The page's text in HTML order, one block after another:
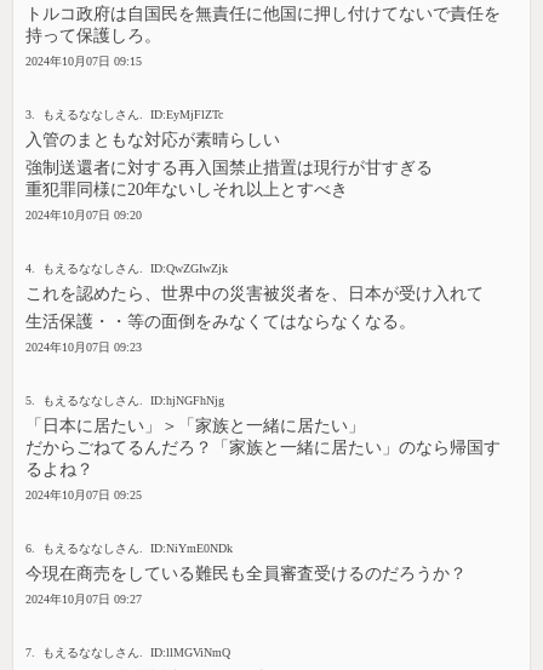
トルコ政府は自国民を無責任に他国に押し付けてないで責任を
持って保護しろ。
2024年10月07日 09:15
3. もえるななしさん. ID:EyMjFlZTc
入管のまともな対応が素晴らしい
強制送還者に対する再入国禁止措置は現行が甘すぎる
重犯罪同様に20年ないしそれ以上とすべき
2024年10月07日 09:20
4. もえるななしさん. ID:QwZGIwZjk
これを認めたら、世界中の災害被災者を、日本が受け入れて
生活保護・・等の面倒をみなくてはならなくなる。
2024年10月07日 09:23
5. もえるななしさん. ID:hjNGFhNjg
「日本に居たい」＞「家族と一緒に居たい」
だからごねてるんだろ？「家族と一緒に居たい」のなら帰国す
るよね？
2024年10月07日 09:25
6. もえるななしさん. ID:NiYmE0NDk
今現在商売をしている難民も全員審査受けるのだろうか？
2024年10月07日 09:27
7. もえるななしさん. ID:llMGViNmQ